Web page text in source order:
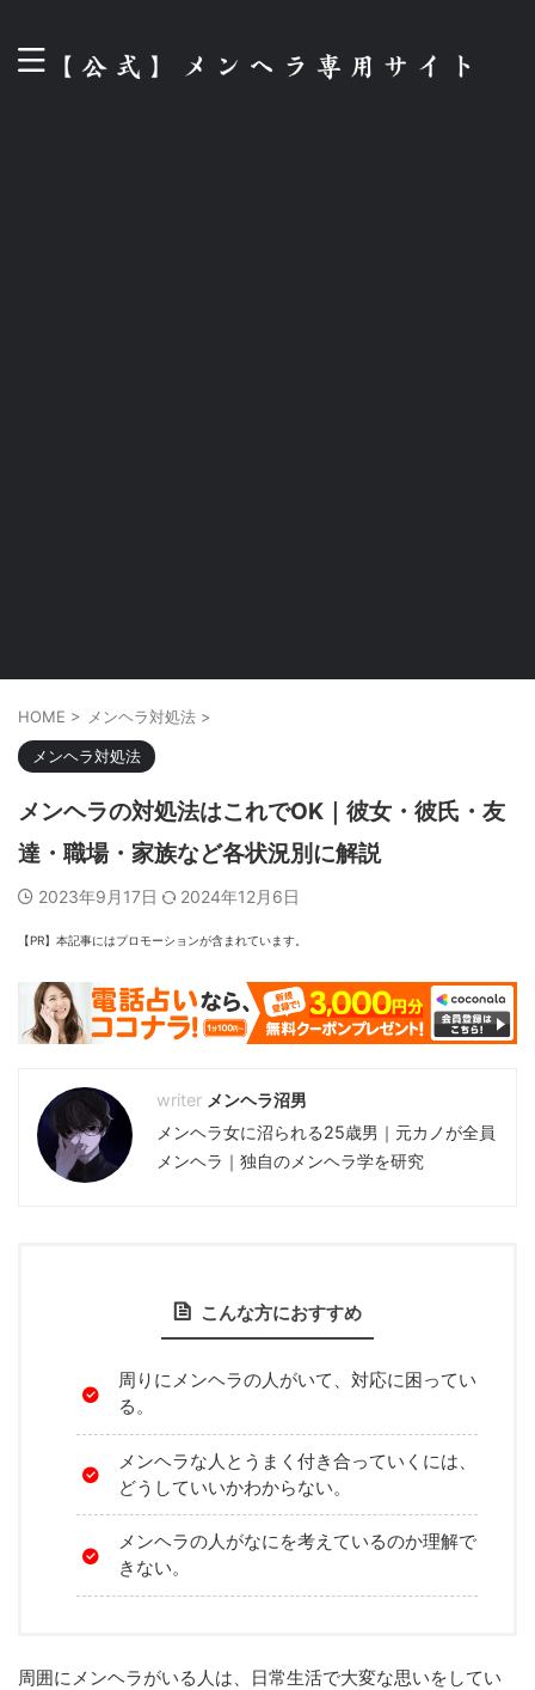
HOME > メンヘラ対処法 >
メンヘラ対処法
メンヘラの対処法はこれでOK｜彼女・彼氏・友
達・職場・家族など各状況別に解説
2023年9月17日 2024年12月6日
【PR】本記事にはプロモーションが含まれています。
メンヘラ沼男
メンヘラ女に沼られる25歳男｜元カノが全員
メンヘラ｜独自のメンヘラ学を研究
こんな方におすすめ
周りにメンヘラの人がいて、対応に困ってい
る。
メンヘラな人とうまく付き合っていくには、
どうしていいかわからない。
メンヘラの人がなにを考えているのか理解で
きない。
周囲にメンヘラがいる人は、日常生活で大変な思いをしてい